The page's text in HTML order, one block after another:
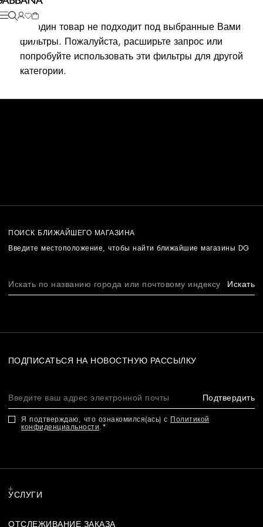
Ни один товар не подходит под выбранные Вами
фильтры. Пожалуйста, расширьте запрос или
попробуйте использовать эти фильтры для другой
категории.
ПОИСК БЛИЖАЙШЕГО МАГАЗИНА
Введите местоположение, чтобы найти ближайшие магазины DG
Искать
ПОДПИСАТЬСЯ НА НОВОСТНУЮ РАССЫЛКУ
Подтвердить
Я подтверждаю, что ознакомился(ась) с Политикой
конфиденциальности.
УСЛУГИ
ОТСЛЕЖИВАНИЕ ЗАКАЗА